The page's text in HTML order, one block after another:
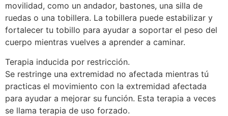
movilidad, como un andador, bastones, una silla de
ruedas o una tobillera. La tobillera puede estabilizar y
fortalecer tu tobillo para ayudar a soportar el peso del
cuerpo mientras vuelves a aprender a caminar.
Terapia inducida por restricción.
Se restringe una extremidad no afectada mientras tú
practicas el movimiento con la extremidad afectada
para ayudar a mejorar su función. Esta terapia a veces
se llama terapia de uso forzado.